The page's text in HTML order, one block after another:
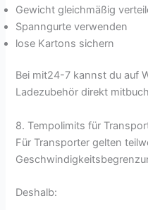
Gewicht gleichmäßig
Spanngurte verwenden
lose Kartons sichern
Bei mit24-7 kannst du auf
Ladezubehör direkt
8. Tempolimits für
Für Transporter gelten
Deshalb: